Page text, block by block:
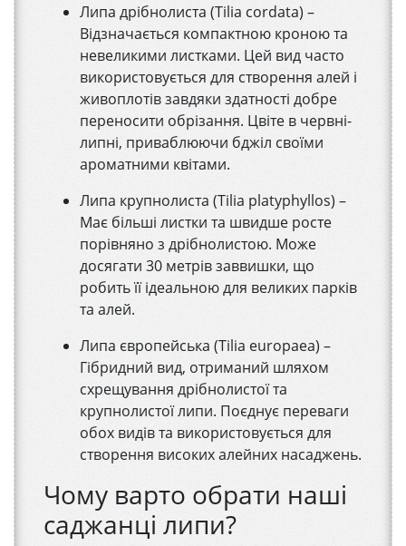
Липа дрібнолиста (Tilia cordata) –
Відзначається компактною кроною та
невеликими листками. Цей вид часто
використовується для створення алей і
живоплотів завдяки здатності добре
переносити обрізання. Цвіте в червні-
липні, приваблюючи бджіл своїми
ароматними квітами.
Липа крупнолиста (Tilia platyphyllos) –
Має більші листки та швидше росте
порівняно з дрібнолистою. Може
досягати 30 метрів заввишки, що
робить її ідеальною для великих парків
та алей.
Липа європейська (Tilia europaea) –
Гібридний вид, отриманий шляхом
схрещування дрібнолистої та
крупнолистої липи. Поєднує переваги
обох видів та використовується для
створення високих алейних насаджень.
Чому варто обрати наші
саджанці липи?